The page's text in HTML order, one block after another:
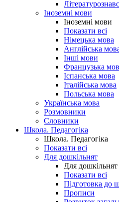
Іноземні мови
Іноземні мови
Показати всі
Німецька мова
Англійська
Інші мови
Французька
Іспанська мова
Італійська мова
Польська мова
Українська мова
Розмовники
Словники
Школа. Педагогіка
Школа. Педагогіка
Показати всі
Для дошкільнят
Для дошкільнят
Показати всі
Підготовка до
Прописи